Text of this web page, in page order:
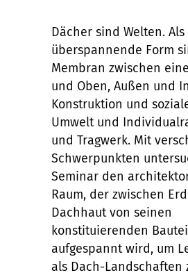
Dächer sind Welten.
überspannende Form
Membran zwischen
und Oben, Außen und
Konstruktion und
Umwelt und
und Tragwerk. Mit
Schwerpunkten
Seminar den
Raum, der zwischen
Dachhaut von seinen
konstituierenden
aufgespannt wird, um
als Dach-Landschaften